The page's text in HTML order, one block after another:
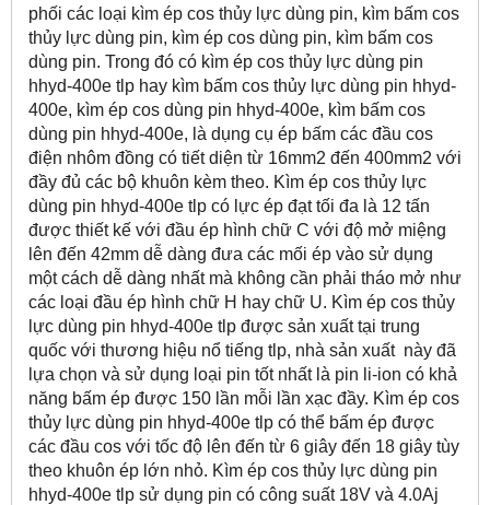
phối các loại kìm ép cos thủy lực dùng pin, kìm bấm cos
thủy lực dùng pin, kìm ép cos dùng pin, kìm bấm cos
dùng pin. Trong đó có kìm ép cos thủy lực dùng pin
hhyd-400e tlp hay kìm bấm cos thủy lực dùng pin hhyd-
400e, kìm ép cos dùng pin hhyd-400e, kìm bấm cos
dùng pin hhyd-400e, là dụng cụ ép bấm các đầu cos
điện nhôm đồng có tiết diện từ 16mm2 đến 400mm2 với
đầy đủ các bộ khuôn kèm theo. Kìm ép cos thủy lực
dùng pin hhyd-400e tlp có lực ép đạt tối đa là 12 tấn
được thiết kế với đầu ép hình chữ C với độ mở miệng
lên đến 42mm dễ dàng đưa các mối ép vào sử dụng
một cách dễ dàng nhất mà không cần phải tháo mở như
các loại đầu ép hình chữ H hay chữ U. Kìm ép cos thủy
lực dùng pin hhyd-400e tlp được sản xuất tại trung
quốc với thương hiệu nổ tiếng tlp, nhà sản xuất này đã
lựa chọn và sử dụng loại pin tốt nhất là pin li-ion có khả
năng bấm ép được 150 lần mỗi lần xạc đầy. Kìm ép cos
thủy lực dùng pin hhyd-400e tlp có thể bấm ép được
các đầu cos với tốc độ lên đến từ 6 giây đến 18 giây tùy
theo khuôn ép lớn nhỏ. Kìm ép cos thủy lực dùng pin
hhyd-400e tlp sử dụng pin có công suất 18V và 4.0Aj